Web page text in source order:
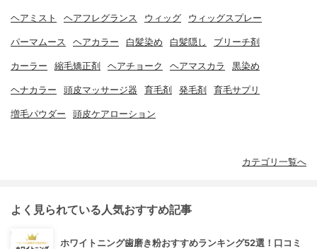
ヘアミスト ヘアフレグランス ウィッグ ウィッグスプレー
パーマムース ヘアカラー 白髪染め 白髪隠し ブリーチ剤
カーラー 縮毛矯正剤 ヘアチョーク ヘアマスカラ 黒染め
ヘナカラー 頭皮マッサージ器 育毛剤 発毛剤 育毛サプリ
増毛パウダー 頭皮ケアローション
カテゴリ一覧へ
よく見られている人気おすすめ記事
ホワイトニング歯磨き粉おすすめランキング52選！口コミ